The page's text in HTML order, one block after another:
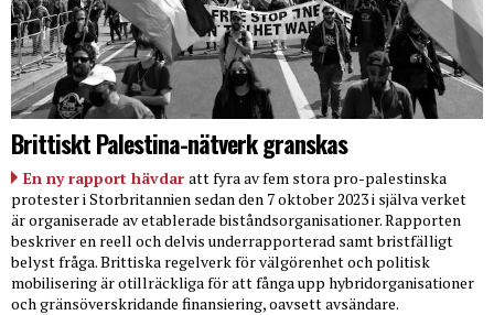
Brittiskt Palestina-nätverk granskas
En ny rapport hävdar att fyra av fem stora pro-palestinska
protester i Storbritannien sedan den 7 oktober 2023 i själva verket
är organiserade av etablerade biståndsorganisationer. Rapporten
beskriver en reell och delvis underrapporterad samt bristfälligt
belyst fråga. Brittiska regelverk för välgörenhet och politisk
mobilisering är otillräckliga för att fånga upp hybridorganisationer
och gränsöverskridande finansiering, oavsett avsändare.